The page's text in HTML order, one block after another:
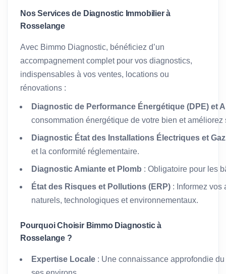
Nos Services de Diagnostic Immobilier à
Rosselange
Avec Bimmo Diagnostic, bénéficiez d’un
accompagnement complet pour vos diagnostics,
indispensables à vos ventes, locations ou
rénovations :
Diagnostic de Performance Énergétique (DPE) et
consommation énergétique de votre bien et améliorez
Diagnostic État des Installations Électriques et Gaz
et la conformité réglementaire.
Diagnostic Amiante et Plomb : Obligatoire pour les
État des Risques et Pollutions (ERP) : Informez vos
naturels, technologiques et environnementaux.
Pourquoi Choisir Bimmo Diagnostic à
Rosselange ?
Expertise Locale : Une connaissance approfondie